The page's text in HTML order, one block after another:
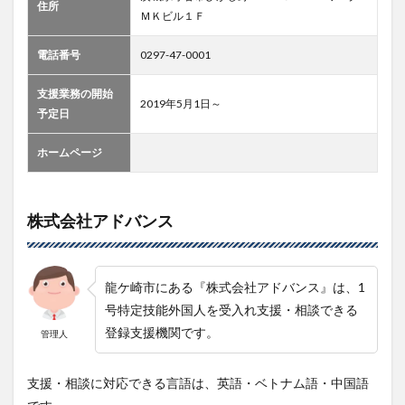
住所
ＭＫビル１Ｆ
電話番号 0297-47-0001
支援業務の開始
予定日
2019年5月1日～
ホームページ
株式会社アドバンス
管理人
龍ケ崎市にある『株式会社アドバンス』は、1
号特定技能外国人を受入れ支援・相談できる
登録支援機関です。
支援・相談に対応できる言語は、英語・ベトナム語・中国語